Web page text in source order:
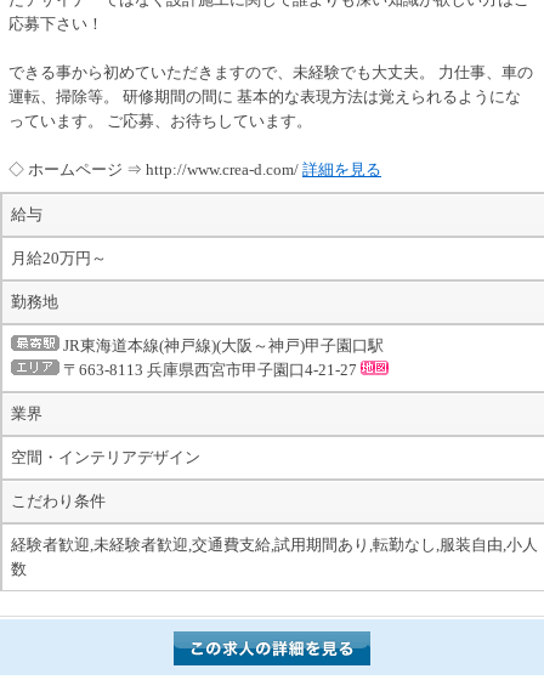
応募下さい！
できる事から初めていただきますので、未経験でも大丈夫。 力仕事、車の
運転、掃除等。 研修期間の間に 基本的な表現方法は覚えられるようにな
っています。 ご応募、お待ちしています。
◇ ホームページ ⇒ http://www.crea-d.com/ 詳細を見る
給与
月給20万円～
勤務地
JR東海道本線(神戸線)(大阪～神戸)甲子園口駅
〒663-8113 兵庫県西宮市甲子園口4-21-27
業界
空間・インテリアデザイン
こだわり条件
経験者歓迎,未経験者歓迎,交通費支給,試用期間あり,転勤なし,服装自由,小人
数